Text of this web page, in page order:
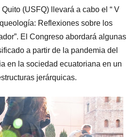
(USFQ) llevará a cabo el “ V
Reflexiones sobre los
El Congreso abordará algunas
a partir de la pandemia del
en la sociedad ecuatoriana en un
jerárquicas.